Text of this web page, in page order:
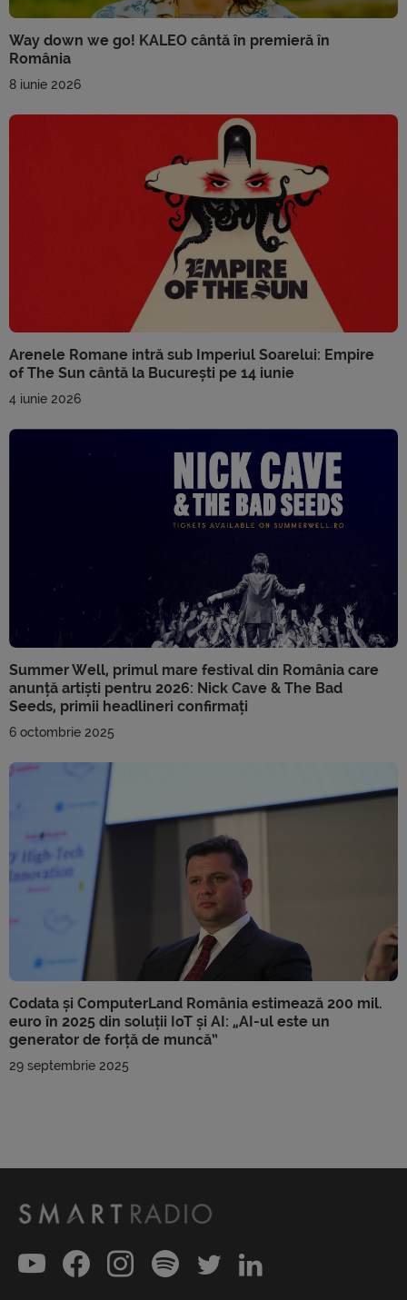
Way down we go! KALEO cântă în premieră în
România
8 iunie 2026
Arenele Romane intră sub Imperiul Soarelui: Empire
of The Sun cântă la București pe 14 iunie
4 iunie 2026
Summer Well, primul mare festival din România care
anunță artiști pentru 2026: Nick Cave & The Bad
Seeds, primii headlineri confirmați
6 octombrie 2025
Codata și ComputerLand România estimează 200 mil.
euro în 2025 din soluții IoT și AI: „AI-ul este un
generator de forță de muncă”
29 septembrie 2025